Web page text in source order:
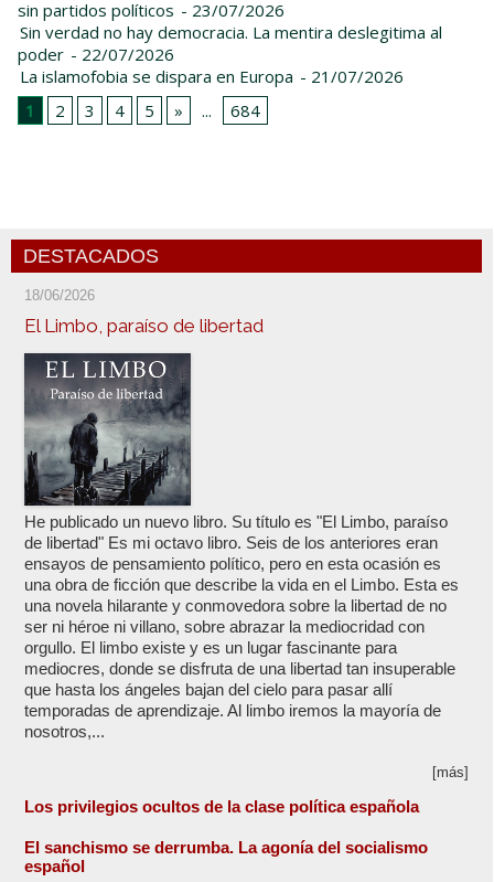
sin partidos políticos - 23/07/2026
Sin verdad no hay democracia. La mentira deslegitima al
poder - 22/07/2026
La islamofobia se dispara en Europa - 21/07/2026
1
2 3 4 5 » ... 684
DESTACADOS
18/06/2026
El Limbo, paraíso de libertad
He publicado un nuevo libro. Su título es "El Limbo, paraíso
de libertad" Es mi octavo libro. Seis de los anteriores eran
ensayos de pensamiento político, pero en esta ocasión es
una obra de ficción que describe la vida en el Limbo. Esta es
una novela hilarante y conmovedora sobre la libertad de no
ser ni héroe ni villano, sobre abrazar la mediocridad con
orgullo. El limbo existe y es un lugar fascinante para
mediocres, donde se disfruta de una libertad tan insuperable
que hasta los ángeles bajan del cielo para pasar allí
temporadas de aprendizaje. Al limbo iremos la mayoría de
nosotros,...
[más]
Los privilegios ocultos de la clase política española
El sanchismo se derrumba. La agonía del socialismo
español